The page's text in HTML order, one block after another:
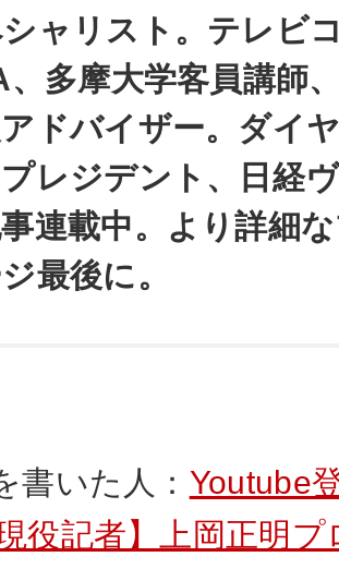
ャリスト。テレビ
、多摩大学客員講師
ドバイザー。ダイ
レジデント、日経
連載中。より詳細
最後に。
書いた人： Youtube
役記者】上岡正明プ